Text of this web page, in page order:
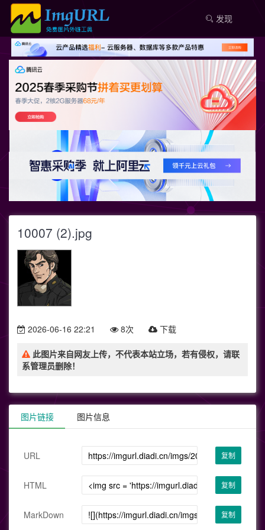
发现
10007 (2).jpg
2026-06-16 22:21 8次 下载
此图片来自网友上传，不代表本站立场，若有侵权，请联
系管理员删除！
图片链接 图片信息
URL 复制
HTML 复制
MarkDown 复制